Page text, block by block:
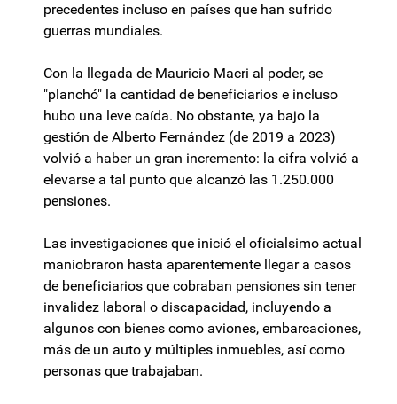
precedentes incluso en países que han sufrido
guerras mundiales.
Con la llegada de Mauricio Macri al poder, se
"planchó" la cantidad de beneficiarios e incluso
hubo una leve caída. No obstante, ya bajo la
gestión de Alberto Fernández (de 2019 a 2023)
volvió a haber un gran incremento: la cifra volvió a
elevarse a tal punto que alcanzó las 1.250.000
pensiones.
Las investigaciones que inició el oficialsimo actual
maniobraron hasta aparentemente llegar a casos
de beneficiarios que cobraban pensiones sin tener
invalidez laboral o discapacidad, incluyendo a
algunos con bienes como aviones, embarcaciones,
más de un auto y múltiples inmuebles, así como
personas que trabajaban.